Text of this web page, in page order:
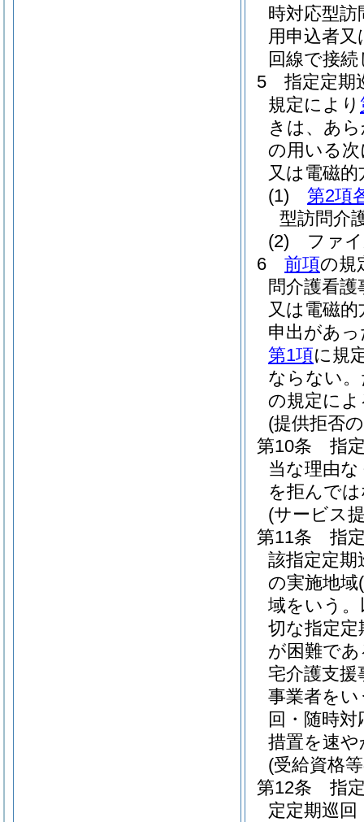
時対応型
用申込者
回線で接
5
指定定期
規定により
きは、あ
の用いる
又は電磁
(1)
第2項
型訪問介
(2)
ファ
6
前項の規
問介護看
又は電磁
申出があ
第1項に規
ならない。
の規定に
(提供拒否
第10条
指
当な理由
を拒んで
(サービス
第11条
指
該指定定期
の実施地域
域をいう
切な指定定
が困難で
宅介護支援
事業者を
回・随時
措置を速
(受給資格
第12条
指
定定期巡